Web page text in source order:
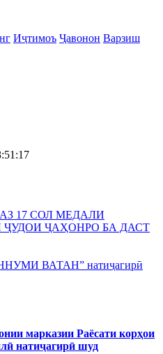
Иҷтимоъ Ҷавонон Варзиш
17 СОЛ МЕДАЛИ
ҶАҲОНРО БА ДАСТ
ВАТАН” натиҷагирӣ
марказии Раёсати корҳои
натиҷагирӣ шуд